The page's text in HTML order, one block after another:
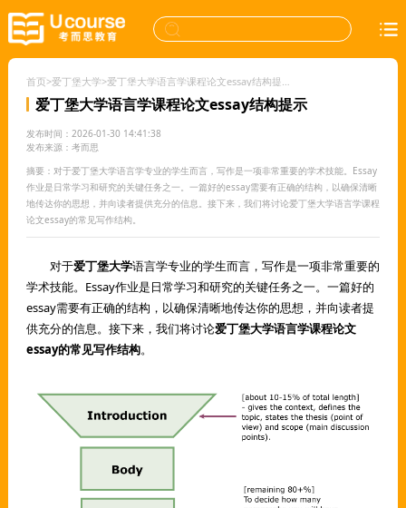
首页>爱丁堡大学> 爱丁堡大学语言学课程论文essay结构提示
爱丁堡大学语言学课程论文essay结构提示
发布时间：2026-01-30 14:41:38
发布来源：考而思
摘要：对于爱丁堡大学语言学专业的学生而言，写作是一项非常重要的学术技能。Essay
作业是日常学习和研究的关键任务之一。一篇好的essay需要有正确的结构，以确保清晰
地传达你的思想，并向读者提供充分的信息。接下来，我们将讨论爱丁堡大学语言学课程
论文essay的常见写作结构。
对于爱丁堡大学语言学专业的学生而言，写作是一项非常重要的
学术技能。Essay作业是日常学习和研究的关键任务之一。一篇好的
essay需要有正确的结构，以确保清晰地传达你的思想，并向读者提
供充分的信息。接下来，我们将讨论爱丁堡大学语言学课程论文
essay的常见写作结构。